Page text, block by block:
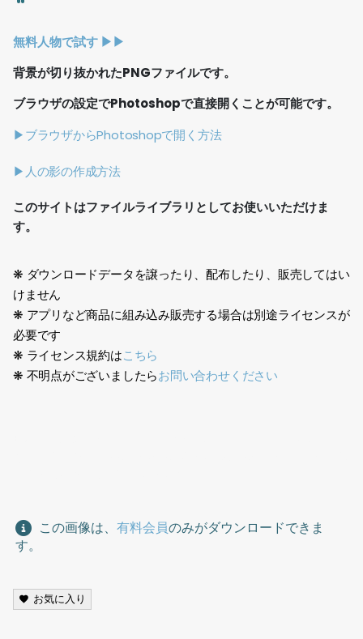
無料人物で試す ▶︎▶︎
背景が切り抜かれたPNGファイルです。
ブラウザの設定でPhotoshopで直接開くことが可能です。
▶ブラウザからPhotoshopで開く方法
▶人の影の作成方法
このサイトはファイルライブラリとしてお使いいただけま
す。
❋ ダウンロードデータを譲ったり、配布したり、販売してはい
けません
❋ アプリなど商品に組み込み販売する場合は別途ライセンスが
必要です
❋ ライセンス規約はこちら
❋ 不明点がございましたらお問い合わせください
この画像は、 有料会員のみがダウンロードできま
す。
お気に入り